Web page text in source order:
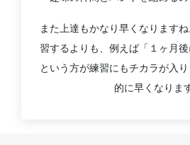
また上達もかなり早くなります
習するよりも、例えば「１ヶ月後
という方が練習にもチカラが入
的に早くなりま